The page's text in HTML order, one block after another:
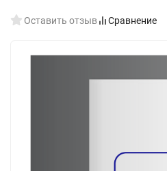
Оставить отзыв Сравнение